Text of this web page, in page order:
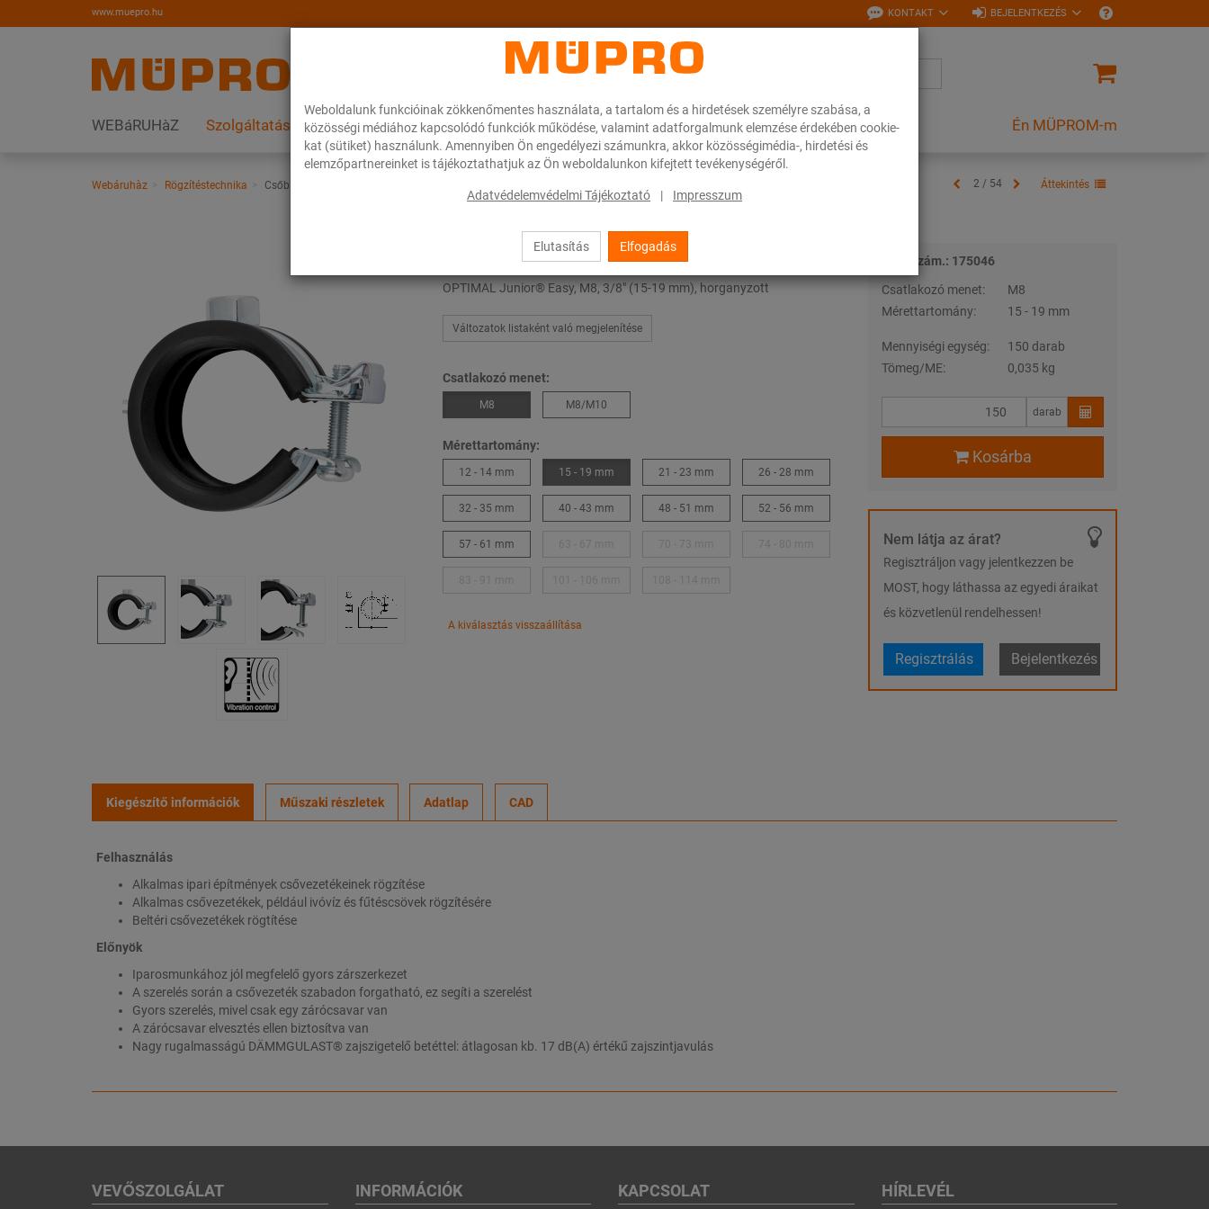
Weboldalunk funkcióinak zökkenőmentes használata, a tartalom és a hirdetések személyre szabása, a
közösségi médiához kapcsolódó funkciók működése, valamint adatforgalmunk elemzése érdekében cookie-
kat (sütiket) használunk. Amennyiben Ön engedélyezi számunkra, akkor közösségimédia-, hirdetési és
elemzőpartnereinket is tájékoztathatjuk az Ön weboldalunkon kifejtett tevékenységéről.
Adatvédelemvédelmi Tájékoztató | Impresszum
Elutasítás Elfogadás
www.muepro.hu KONTAKT BEJELENTKEZÉS
WEBáRUHàZ Szolgáltatások Megoldások A MÜPRO-ról Karrier Downloads Én MÜPROM-m
Webáruhàz Rögzítéstechnika Csőbilincsek 2 / 54 Áttekintés
OPTIMAL Junior® Easy
OPTIMAL Junior® Easy, M8, 3/8" (15-19 mm), horganyzott
Változatok listaként való megjelenítése
Csatlakozó menet:
M8 M8/M10
Mérettartomány:
12 - 14 mm 15 - 19 mm 21 - 23 mm 26 - 28 mm
32 - 35 mm 40 - 43 mm 48 - 51 mm 52 - 56 mm
57 - 61 mm
A kiválasztás visszaállítása
Tételszám.: 175046
Csatlakozó menet:
M8
Mérettartomány:
15 - 19 mm
Mennyiségi egység:
150 darab
Tömeg/ME:
0,035 kg
darab
Kosárba
Nem látja az árat?
Regisztráljon vagy jelentkezzen be
MOST, hogy láthassa az egyedi áraikat
és közvetlenül rendelhessen!
Regisztrálás Bejelentkezés
Kiegészítő információk Műszaki részletek Adatlap CAD
Felhasználás
Alkalmas ipari építmények csővezetékeinek rögzítése
Alkalmas csővezetékek, például ivóvíz és fűtéscsövek rögzítésére
Beltéri csővezetékek rögtítése
Előnyök
Iparosmunkához jól megfelelő gyors zárszerkezet
A szerelés során a csővezeték szabadon forgatható, ez segíti a szerelést
Gyors szerelés, mivel csak egy zárócsavar van
A zárócsavar elvesztés ellen biztosítva van
Nagy rugalmasságú DÄMMGULAST® zajszigetelő betéttel: átlagosan kb. 17 dB(A) értékű zajszintjavulás
VEVŐSZOLGÁLAT INFORMÁCIÓK KAPCSOLAT HÍRLEVÉL